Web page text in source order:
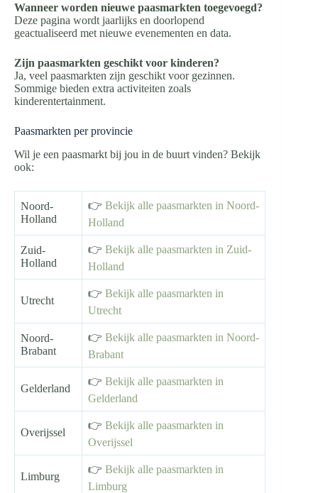
Wanneer worden nieuwe paasmarkten toegevoegd?
Deze pagina wordt jaarlijks en doorlopend
geactualiseerd met nieuwe evenementen en data.
Zijn paasmarkten geschikt voor kinderen?
Ja, veel paasmarkten zijn geschikt voor gezinnen.
Sommige bieden extra activiteiten zoals
kinderentertainment.
Paasmarkten per provincie
Wil je een paasmarkt bij jou in de buurt vinden? Bekijk
ook:
Noord-
Holland
👉 Bekijk alle paasmarkten in Noord-
Holland
Zuid-
Holland
👉 Bekijk alle paasmarkten in Zuid-
Holland
Utrecht
👉 Bekijk alle paasmarkten in
Utrecht
Noord-
Brabant
👉 Bekijk alle paasmarkten in Noord-
Brabant
Gelderland
👉 Bekijk alle paasmarkten in
Gelderland
Overijssel
👉 Bekijk alle paasmarkten in
Overijssel
Limburg
👉 Bekijk alle paasmarkten in
Limburg